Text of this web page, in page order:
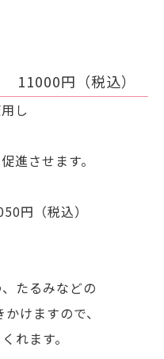
11000円（税込）
し
進させます。
円（税込）
たるみなどの
けますので、
れます。